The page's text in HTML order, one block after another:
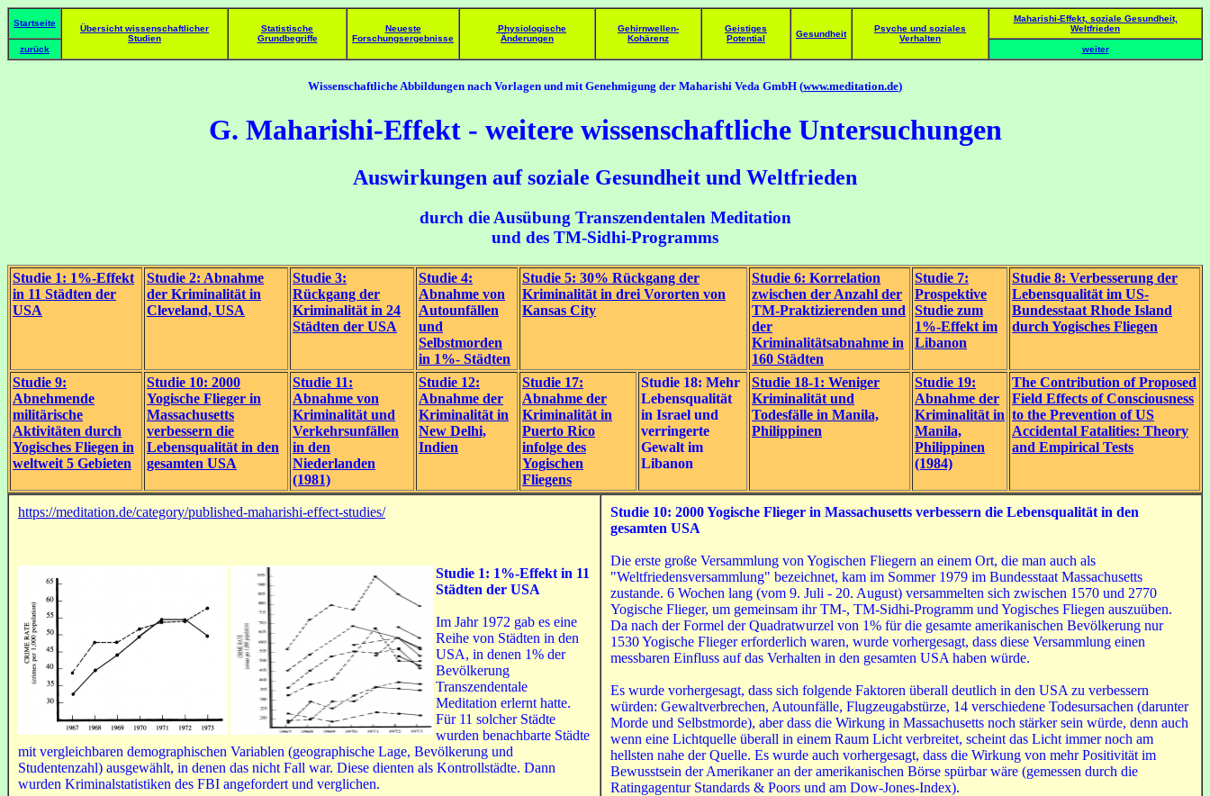
Startseite
Übersicht wissenschaftlicher
Studien
Statistische
Grundbegriffe
Neueste
Forschungsergebnisse
Physiologische
Änderungen
Gehirnwellen-
Kohärenz
Geistiges
Potential
Gesundheit
Psyche und soziales
Verhalten
Maharishi-Effekt, soziale Gesundheit,
Weltfrieden
zurück weiter
Wissenschaftliche Abbildungen nach Vorlagen und mit Genehmigung der Maharishi Veda GmbH (www.meditation.de)
G. Maharishi-Effekt - weitere wissenschaftliche Untersuchungen
Auswirkungen auf soziale Gesundheit und Weltfrieden
durch die Ausübung Transzendentalen Meditation
und des TM-Sidhi-Programms
Studie 1: 1%-Effekt
in 11 Städten der
USA
Studie 2: Abnahme
der Kriminalität in
Cleveland, USA
Studie 3:
Rückgang der
Kriminalität in 24
Städten der USA
Studie 4:
Abnahme von
Autounfällen
und
Selbstmorden
in 1%- Städten
Studie 5: 30% Rückgang der
Kriminalität in drei Vororten von
Kansas City
Studie 6: Korrelation
zwischen der Anzahl der
TM-Praktizierenden und
der
Kriminalitätsabnahme in
160 Städten
Studie 7:
Prospektive
Studie zum
1%-Effekt im
Libanon
Studie 8: Verbesserung der
Lebensqualität im US-
Bundesstaat Rhode Island
durch Yogisches Fliegen
Studie 9:
Abnehmende
militärische
Aktivitäten durch
Yogisches Fliegen in
weltweit 5 Gebieten
Studie 10: 2000
Yogische Flieger in
Massachusetts
verbessern die
Lebensqualität in den
gesamten USA
Studie 11:
Abnahme von
Kriminalität und
Verkehrsunfällen
in den
Niederlanden
(1981)
Studie 12:
Abnahme der
Kriminalität in
New Delhi,
Indien
Studie 17:
Abnahme der
Kriminalität in
Puerto Rico
infolge des
Yogischen
Fliegens
Studie 18: Mehr
Lebensqualität
in Israel und
verringerte
Gewalt im
Libanon
Studie 18-1: Weniger
Kriminalität und
Todesfälle in Manila,
Philippinen
Studie 19:
Abnahme der
Kriminalität in
Manila,
Philippinen
(1984)
The Contribution of Proposed
Field Effects of Consciousness
to the Prevention of US
Accidental Fatalities: Theory
and Empirical Tests
https://meditation.de/category/published-maharishi-effect-studies/
Studie 1: 1%-Effekt in 11
Städten der USA
Im Jahr 1972 gab es eine
Reihe von Städten in den
USA, in denen 1% der
Bevölkerung
Transzendentale
Meditation erlernt hatte.
Für 11 solcher Städte
wurden benachbarte Städte
mit vergleichbaren demographischen Variablen (geographische Lage, Bevölkerung und
Studentenzahl) ausgewählt, in denen das nicht Fall war. Diese dienten als Kontrollstädte. Dann
wurden Kriminalstatistiken des FBI angefordert und verglichen.
Studie 10: 2000 Yogische Flieger in Massachusetts verbessern die Lebensqualität in den
gesamten USA
Die erste große Versammlung von Yogischen Fliegern an einem Ort, die man auch als
"Weltfriedensversammlung" bezeichnet, kam im Sommer 1979 im Bundesstaat Massachusetts
zustande. 6 Wochen lang (vom 9. Juli - 20. August) versammelten sich zwischen 1570 und 2770
Yogische Flieger, um gemeinsam ihr TM-, TM-Sidhi-Programm und Yogisches Fliegen auszuüben.
Da nach der Formel der Quadratwurzel von 1% für die gesamte amerikanischen Bevölkerung nur
1530 Yogische Flieger erforderlich waren, wurde vorhergesagt, dass diese Versammlung einen
messbaren Einfluss auf das Verhalten in den gesamten USA haben würde.
Es wurde vorhergesagt, dass sich folgende Faktoren überall deutlich in den USA zu verbessern
würden: Gewaltverbrechen, Autounfälle, Flugzeugabstürze, 14 verschiedene Todesursachen (darunter
Morde und Selbstmorde), aber dass die Wirkung in Massachusetts noch stärker sein würde, denn auch
wenn eine Lichtquelle überall in einem Raum Licht verbreitet, scheint das Licht immer noch am
hellsten nahe der Quelle. Es wurde auch vorhergesagt, dass die Wirkung von mehr Positivität im
Bewusstsein der Amerikaner an der amerikanischen Börse spürbar wäre (gemessen durch die
Ratingagentur Standards & Poors und am Dow-Jones-Index).